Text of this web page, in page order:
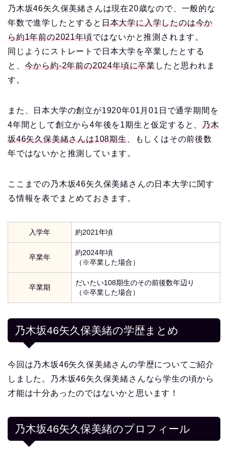
乃木坂46矢久保美緒さんは現在20歳なので、一般的な
年数で進学したとすると 日本大学に入学したのは今か
ら約1年前の2021年頃ではないかと推測されます。
同じようにストレートで日本大学を卒業したとする
と、 今から約-2年前の2024年頃に卒業したと思われま
す。
また、日本大学の創立が1920年01月01日で通学期間を
4年間として創立から4年後を1期生と仮定すると、乃木
坂46矢久保美緒さんは108期生、もしくはその前後数
年ではないかと推測しています。
ここまでの乃木坂46矢久保美緒さんの日本大学に関す
る情報を表でまとめておきます。
入学年 約2021年頃
卒業年
約2024年頃
（※卒業した場合）
卒業期
だいたい108期生のその前後数年辺り
（※卒業した場合）
乃木坂46矢久保美緒の学歴まとめ
今回は乃木坂46矢久保美緒さんの学歴についてご紹介
しました。乃木坂46矢久保美緒さんなら学生の頃から
才能は十分あったのではないかと思います！
乃木坂46矢久保美緒のプロフィール